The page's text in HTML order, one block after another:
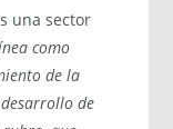
una sector
como
de la
de